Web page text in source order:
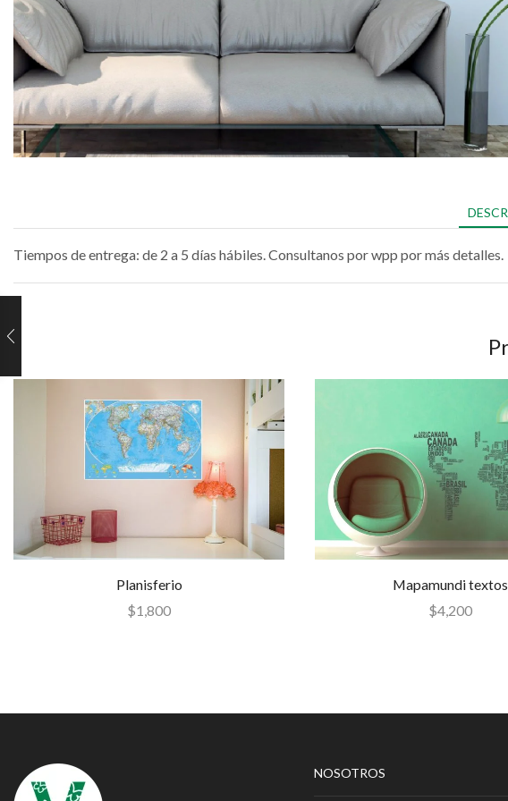
Tiempos de entrega: de 2 a 5 días hábiles. Consultanos por wpp por más detalles.
Planisferio
$1,800
Mapamundi textos
$4,200
NOSOTROS